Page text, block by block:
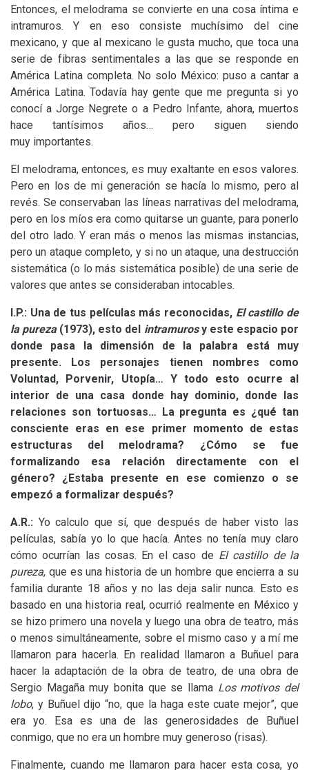
Entonces, el melodrama se convierte en una cosa íntima e
intramuros. Y en eso consiste muchísimo del cine
mexicano, y que al mexicano le gusta mucho, que toca una
serie de fibras sentimentales a las que se responde en
América Latina completa. No solo México: puso a cantar a
América Latina. Todavía hay gente que me pregunta si yo
conocí a Jorge Negrete o a Pedro Infante, ahora, muertos
hace tantísimos años… pero siguen siendo
muy importantes.
El melodrama, entonces, es muy exaltante en esos valores.
Pero en los de mi generación se hacía lo mismo, pero al
revés. Se conservaban las líneas narrativas del melodrama,
pero en los míos era como quitarse un guante, para ponerlo
del otro lado. Y eran más o menos las mismas instancias,
pero un ataque completo, y si no un ataque, una destrucción
sistemática (o lo más sistemática posible) de una serie de
valores que antes se consideraban intocables.
I.P.: Una de tus películas más reconocidas, El castillo de
la pureza (1973), esto del intramurosy este espacio por
donde pasa la dimensión de la palabra está muy
presente. Los personajes tienen nombres como
Voluntad, Porvenir, Utopía… Y todo esto ocurre al
interior de una casa donde hay dominio, donde las
relaciones son tortuosas… La pregunta es ¿qué tan
consciente eras en ese primer momento de estas
estructuras del melodrama? ¿Cómo se fue
formalizando esa relación directamente con el
género? ¿Estaba presente en ese comienzo o se
empezó a formalizar después?
A.R.: Yo calculo que sí, que después de haber visto las
películas, sabía yo lo que hacía. Antes no tenía muy claro
cómo ocurrían las cosas. En el caso de El castillo de la
pureza, que es una historia de un hombre que encierra a su
familia durante 18 años y no las deja salir nunca. Esto es
basado en una historia real, ocurrió realmente en México y
se hizo primero una novela y luego una obra de teatro, más
o menos simultáneamente, sobre el mismo caso y a mí me
llamaron para hacerla. En realidad llamaron a Buñuel para
hacer la adaptación de la obra de teatro, de una obra de
Sergio Magaña muy bonita que se llama Los motivos del
lobo, y Buñuel dijo “no, que la haga este cuate mejor”, que
era yo. Esa es una de las generosidades de Buñuel
conmigo, que no era un hombre muy generoso (risas).
Finalmente, cuando me llamaron para hacer esta cosa, yo